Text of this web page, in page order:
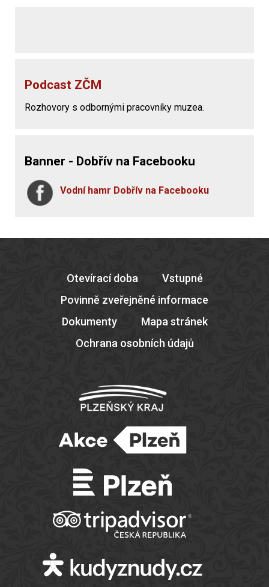
Podcast ZČM
Rozhovory s odbornými pracovníky muzea.
Banner - Dobřív na Facebooku
Vodní hamr Dobřív na Facebooku
Otevírací doba
Vstupné
Povinně zveřejněné informace
Dokumenty
Mapa stránek
Ochrana osobních údajů